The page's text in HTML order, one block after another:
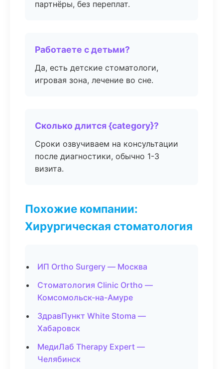
партнёры, без переплат.
Работаете с детьми?
Да, есть детские стоматологи,
игровая зона, лечение во сне.
Сколько длится {category}?
Сроки озвучиваем на консультации
после диагностики, обычно 1-3
визита.
Похожие компании:
Хирургическая стоматология
ИП Ortho Surgery — Москва
Стоматология Clinic Ortho —
Комсомольск-на-Амуре
ЗдравПункт White Stoma —
Хабаровск
МедиЛаб Therapy Expert —
Челябинск